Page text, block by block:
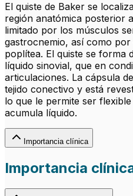
El quiste de Baker se
región anatómica posterior
limitado por los músculos
gastrocnemio, así como
poplítea. El quiste se forma
líquido sinovial, que en
articulaciones. La cápsula
tejido conectivo y está
lo que le permite ser
acumula líquido.
Importancia clínica
Importancia